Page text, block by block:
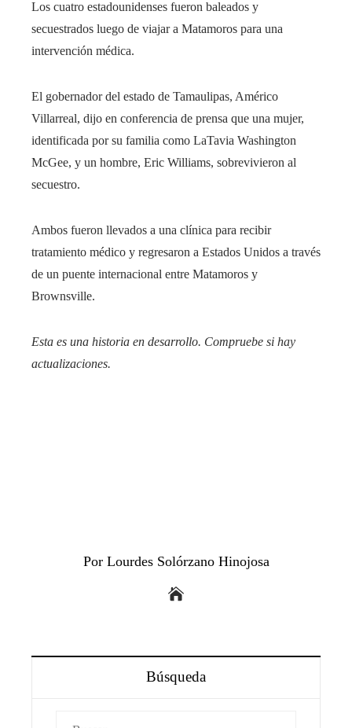
Los cuatro estadounidenses fueron baleados y
secuestrados luego de viajar a Matamoros para una
intervención médica.
El gobernador del estado de Tamaulipas, Américo
Villarreal, dijo en conferencia de prensa que una mujer,
identificada por su familia como LaTavia Washington
McGee, y un hombre, Eric Williams, sobrevivieron al
secuestro.
Ambos fueron llevados a una clínica para recibir
tratamiento médico y regresaron a Estados Unidos a través
de un puente internacional entre Matamoros y
Brownsville.
Esta es una historia en desarrollo. Compruebe si hay
actualizaciones.
Por Lourdes Solórzano Hinojosa
Búsqueda